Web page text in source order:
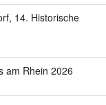
14. Historische
am Rhein 2026